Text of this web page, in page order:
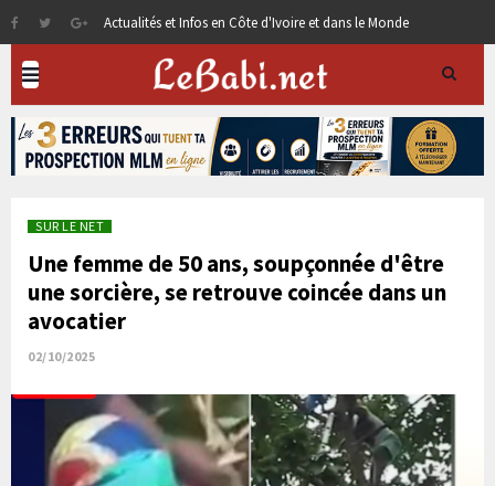
Actualités et Infos en Côte d'Ivoire et dans le Monde
SUR LE NET
Une femme de 50 ans, soupçonnée d'être
une sorcière, se retrouve coincée dans un
avocatier
02/10/2025